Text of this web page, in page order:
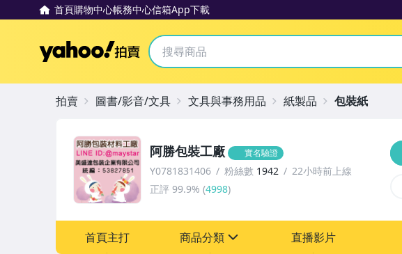
首頁購物中心帳務中心信箱App下載
Yahoo拍賣
阿勝包裝工廠 實名驗證
Y0781831406 粉絲數 1942
22小時前上線
正評 99.9% (4998)
首頁主打 商品分類 直播影片
拍賣 圖書/影音/文具 文具與事務用品 紙製品 包裝紙